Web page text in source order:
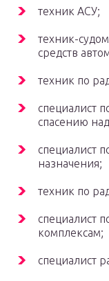
техник АСУ;
техник-
средств
техник по
специалист
спасению
специалист
назначения;
техник по
специалист
комплексам;
специалист